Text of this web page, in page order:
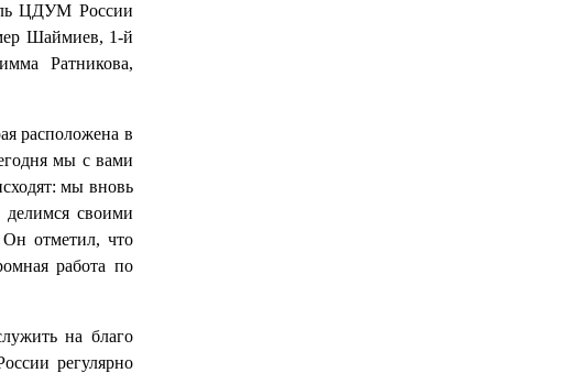
ЦДУМ России
Шаймиев, 1-й
Ратникова,
расположена в
мы с вами
мы вновь
своими
отметил, что
работа по
на благо
регулярно